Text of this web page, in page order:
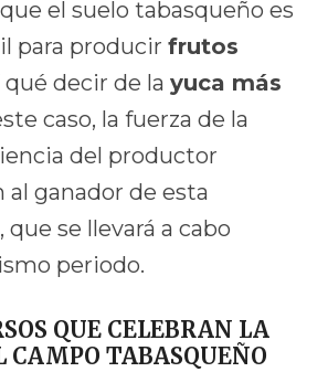
el suelo tabasqueño es
para producir frutos
qué decir de la yuca más
caso, la fuerza de la
del productor
ganador de esta
se llevará a cabo
periodo.
QUE CELEBRAN LA
CAMPO TABASQUEÑO